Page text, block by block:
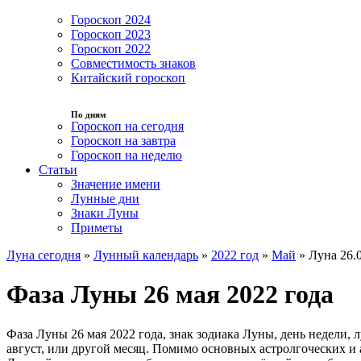
Гороскоп 2024
Гороскоп 2023
Гороскоп 2022
Совместимость знаков
Китайский гороскоп
По дням
Гороскоп на сегодня
Гороскоп на завтра
Гороскоп на неделю
Статьи
Значение имени
Лунные дни
Знаки Луны
Приметы
Луна сегодня » Лунный календарь » 2022 год » Май » Луна
Фаза Луны 26 мая 2022 года
Фаза Луны 26 мая 2022 года, знак зодиака Луны, день
август, или другой месяц. Помимо основных астролгоческих